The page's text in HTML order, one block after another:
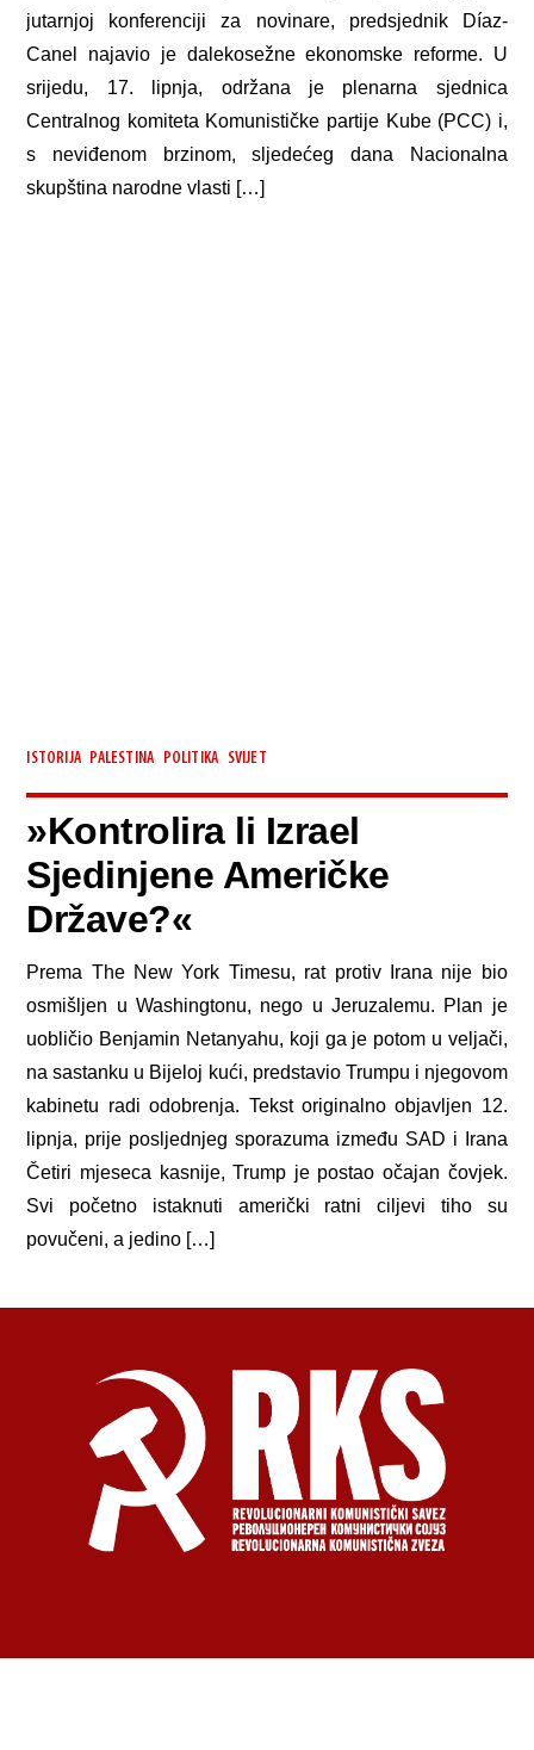
jutarnjoj konferenciji za novinare, predsjednik Díaz-
Canel najavio je dalekosežne ekonomske reforme. U
srijedu, 17. lipnja, održana je plenarna sjednica
Centralnog komiteta Komunističke partije Kube (PCC) i,
s neviđenom brzinom, sljedećeg dana Nacionalna
skupština narodne vlasti […]
ISTORIJA PALESTINA POLITIKA SVIJET
»Kontrolira li Izrael
Sjedinjene Američke
Države?«
Prema The New York Timesu, rat protiv Irana nije bio
osmišljen u Washingtonu, nego u Jeruzalemu. Plan je
uobličio Benjamin Netanyahu, koji ga je potom u veljači,
na sastanku u Bijeloj kući, predstavio Trumpu i njegovom
kabinetu radi odobrenja. Tekst originalno objavljen 12.
lipnja, prije posljednjeg sporazuma između SAD i Irana
Četiri mjeseca kasnije, Trump je postao očajan čovjek.
Svi početno istaknuti američki ratni ciljevi tiho su
povučeni, a jedino […]